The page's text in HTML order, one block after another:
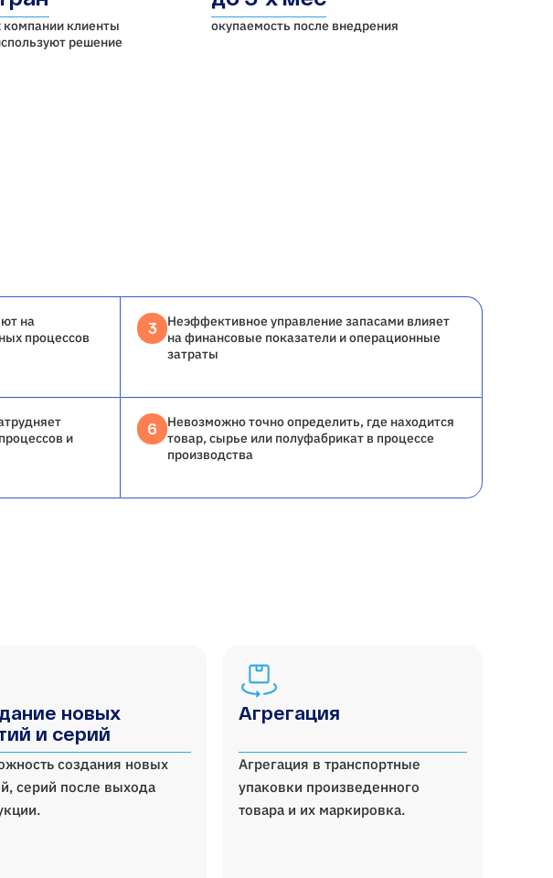
компании клиенты
решение
окупаемость после внедрения
на
процессов
3
Неэффективное управление запасами влияет
на финансовые показатели и операционные
затраты
и
6
Невозможно точно определить, где находится
товар, сырье или полуфабрикат в процессе
производства
новых
и серий
создания новых
серий после выхода
Агрегация
Агрегация в транспортные
упаковки произведенного
товара и их маркировка.